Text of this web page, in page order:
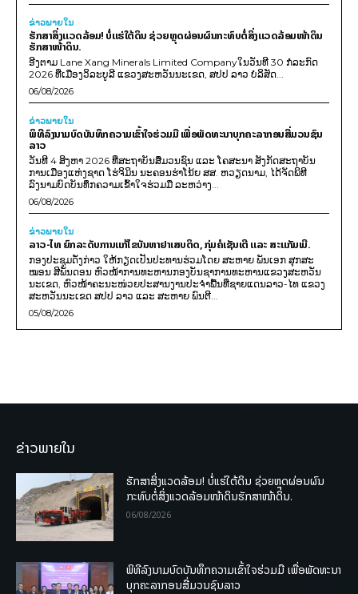
ຂ່າວພາຍ​ໃນ
ຮັກສາສິ່ງແວດລ້ອມ! ບໍ່ແຮ່ໃຕ້ດິນ ຊ່ວຍຫຼຸດຜ່ອນຜົນກະທົບຕໍ່ສິ່ງແວດລ້ອມໜ້າດິນ
ຮັກສາໜ້າດິນ.
ອີງຕາມ Lane Xang Minerals Limited Companyໃນວັນທີ 30 ກໍລະກົດ
2026 ທີ່ເມືອງວິລະບູລີ ແຂວງສະຫວັນນະເຂດ, ສປປ ລາວ ບໍລິສັດ...
06/08/2026
ຂ່າວພາຍ​ໃນ
ພິທີລົງນາມບົດບັນທຶກຄວາມເຂົ້າໃຈຮ່ວມມື ເພື່ອພັດທະນາບຸກຄະລາກອນສື່ມວນຊົນ
ລາວ
ວັນທີ 4 ສິງຫາ 2026 ທີ່ສະຖາບັນສື່ມວນຊົນ ແລະ ໂຄສະນາ ສັງກັດສະຖາບັນ
ການເມືອງແຫ່ງຊາດ ໂຮ່ຈິມິນ ນະຄອນຮ່າໂນ້ຍ ສສ. ຫວຽດນາມ, ໄດ້ຈັດພິທີ
ລົງນາມບົດບັນທຶກຄວາມເຂົ້າໃຈຮ່ວມມື ລະຫວ່າງ...
06/08/2026
ຂ່າວພາຍ​ໃນ
ລາວ-ໄທ ຍົກລະດັບການແກ້ໄຂບັນຫາຢາເສບຕິດ, ກຸ່ມຄໍເຊັນເຕີ ແລະ ສະແກັມເມີ.
ກອງປະຊຸມດັ່ງກ່າວ ໃຫ້ກຽດເປັນປະທານຮ່ວມໂດຍ ສະຫາຍ ພັນເອກ ສຸກສະ
ໝອນ ສີພັນດອນ ຫົວໜ້າການທະຫານກອງບັນຊາການທະຫານແຂວງສະຫວັນ
ນະເຂດ, ຫົວໜ້າຄະນະໜ່ວຍປະສານງານປະຈຳພື້ນທີ່ຊາຍແດນລາວ-ໄທ ແຂວງ
ສະຫວັນນະເຂດ ສປປ ລາວ ແລະ ສະຫາຍ ພົນຕີ...
05/08/2026
ຂ່າວພາຍໃນ
ຮັກສາສິ່ງແວດລ້ອມ! ບໍ່ແຮ່ໃຕ້ດິນ ຊ່ວຍຫຼຸດຜ່ອນຜົນ
ກະທົບຕໍ່ສິ່ງແວດລ້ອມໜ້າດິນຮັກສາໜ້າດິນ.
06/08/2026
ພິທີລົງນາມບົດບັນທຶກຄວາມເຂົ້າໃຈຮ່ວມມື ເພື່ອພັດທະນາ
ບຸກຄະລາກອນສື່ມວນຊົນລາວ